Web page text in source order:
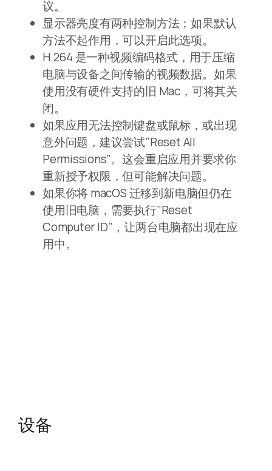
议。
显示器亮度有两种控制方法；如果默认
方法不起作用，可以开启此选项。
H.264 是一种视频编码格式，用于压缩
电脑与设备之间传输的视频数据。如果
使用没有硬件支持的旧 Mac，可将其关
闭。
如果应用无法控制键盘或鼠标，或出现
意外问题，建议尝试”Reset All
Permissions”。这会重启应用并要求你
重新授予权限，但可能解决问题。
如果你将 macOS 迁移到新电脑但仍在
使用旧电脑，需要执行”Reset
Computer ID”，让两台电脑都出现在应
用中。
设备